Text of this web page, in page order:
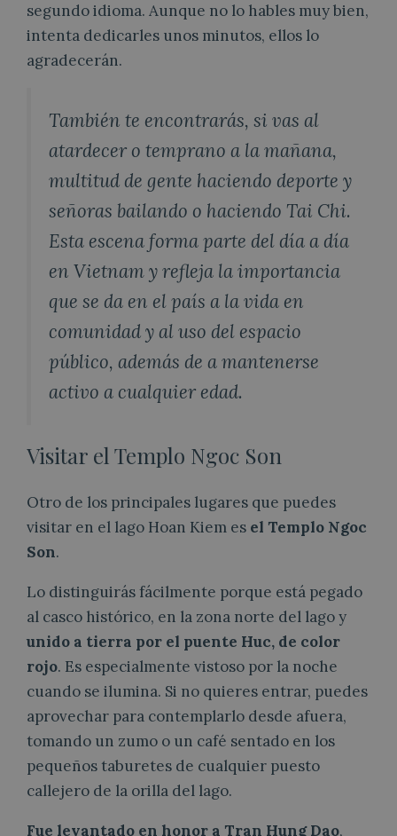
segundo idioma. Aunque no lo hables muy bien,
intenta dedicarles unos minutos, ellos lo
agradecerán.
También te encontrarás, si vas al
atardecer o temprano a la mañana,
multitud de gente haciendo deporte y
señoras bailando o haciendo Tai Chi.
Esta escena forma parte del día a día
en Vietnam y refleja la importancia
que se da en el país a la vida en
comunidad y al uso del espacio
público, además de a mantenerse
activo a cualquier edad.
Visitar el Templo Ngoc Son
Otro de los principales lugares que puedes
visitar en el lago Hoan Kiem es el Templo Ngoc
Son.
Lo distinguirás fácilmente porque está pegado
al casco histórico, en la zona norte del lago y
unido a tierra por el puente Huc, de color
rojo. Es especialmente vistoso por la noche
cuando se ilumina. Si no quieres entrar, puedes
aprovechar para contemplarlo desde afuera,
tomando un zumo o un café sentado en los
pequeños taburetes de cualquier puesto
callejero de la orilla del lago.
Fue levantado en honor a Tran Hung Dao,